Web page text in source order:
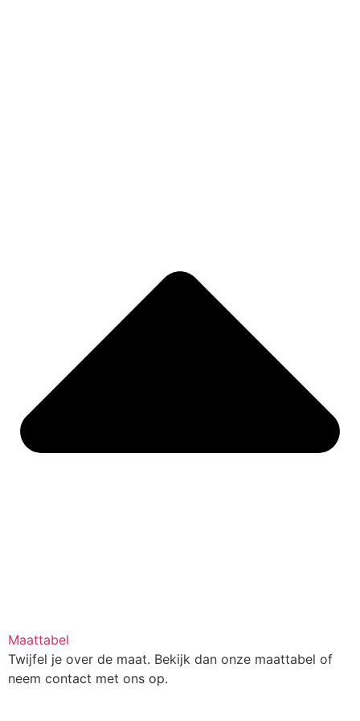
Maattabel
Twijfel je over de maat. Bekijk dan onze maattabel of
neem contact met ons op.